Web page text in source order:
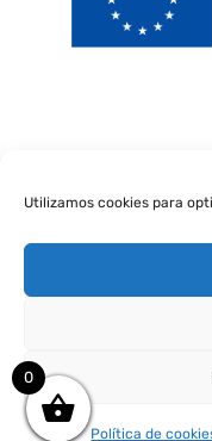
Utilizamos cookies para
Política de
0